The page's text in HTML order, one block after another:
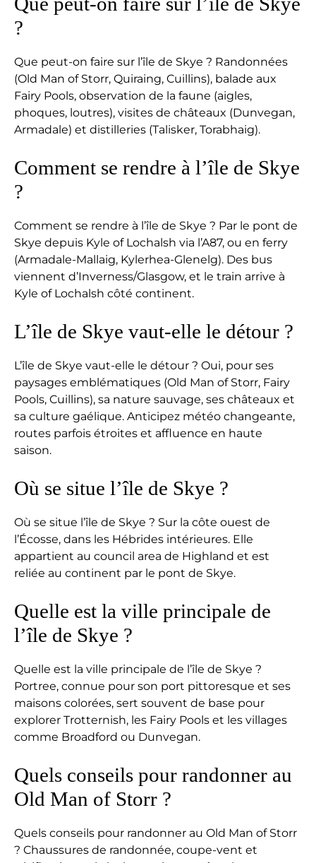
?
Que peut-on faire sur l’île de Skye ? Randonnées
(Old Man of Storr, Quiraing, Cuillins), balade aux
Fairy Pools, observation de la faune (aigles,
phoques, loutres), visites de châteaux (Dunvegan,
Armadale) et distilleries (Talisker, Torabhaig).
Comment se rendre à l’île de Skye
?
Comment se rendre à l’île de Skye ? Par le pont de
Skye depuis Kyle of Lochalsh via l’A87, ou en ferry
(Armadale-Mallaig, Kylerhea-Glenelg). Des bus
viennent d’Inverness/Glasgow, et le train arrive à
Kyle of Lochalsh côté continent.
L’île de Skye vaut-elle le détour ?
L’île de Skye vaut-elle le détour ? Oui, pour ses
paysages emblématiques (Old Man of Storr, Fairy
Pools, Cuillins), sa nature sauvage, ses châteaux et
sa culture gaélique. Anticipez météo changeante,
routes parfois étroites et affluence en haute
saison.
Où se situe l’île de Skye ?
Où se situe l’île de Skye ? Sur la côte ouest de
l’Écosse, dans les Hébrides intérieures. Elle
appartient au council area de Highland et est
reliée au continent par le pont de Skye.
Quelle est la ville principale de
l’île de Skye ?
Quelle est la ville principale de l’île de Skye ?
Portree, connue pour son port pittoresque et ses
maisons colorées, sert souvent de base pour
explorer Trotternish, les Fairy Pools et les villages
comme Broadford ou Dunvegan.
Quels conseils pour randonner au
Old Man of Storr ?
Quels conseils pour randonner au Old Man of Storr
? Chaussures de randonnée, coupe-vent et